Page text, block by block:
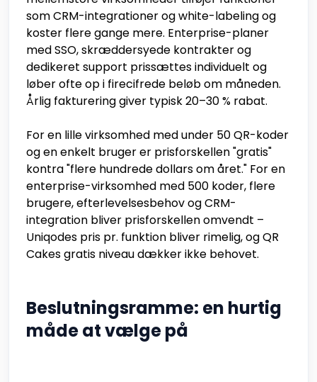
som CRM-integrationer og white-labeling og
koster flere gange mere. Enterprise-planer
med SSO, skræddersyede kontrakter og
dedikeret support prissættes individuelt og
løber ofte op i firecifrede beløb om måneden.
Årlig fakturering giver typisk 20–30 % rabat.
For en lille virksomhed med under 50 QR-koder
og en enkelt bruger er prisforskellen "gratis"
kontra "flere hundrede dollars om året." For en
enterprise-virksomhed med 500 koder, flere
brugere, efterlevelsesbehov og CRM-
integration bliver prisforskellen omvendt –
Uniqodes pris pr. funktion bliver rimelig, og QR
Cakes gratis niveau dækker ikke behovet.
Beslutningsramme: en hurtig
måde at vælge på